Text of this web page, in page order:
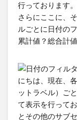
行っております。
さらにここに、
ルごとに日付の
累計値？総合計